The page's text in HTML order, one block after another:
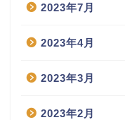
2023年7月
2023年4月
2023年3月
2023年2月